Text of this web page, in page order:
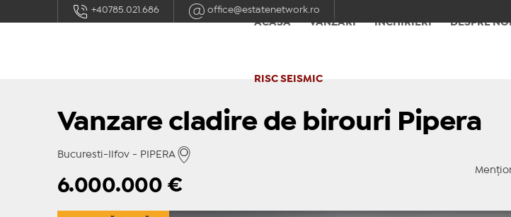
+40785.021.686
office@estatenetwork.ro
ACASĂ
VÂNZĂRI ÎNCHIRIERI DESPRE
RISC SEISMIC
Vanzare cladire de birouri Pipera
Bucuresti-Ilfov - PIPERA
6.000.000 €